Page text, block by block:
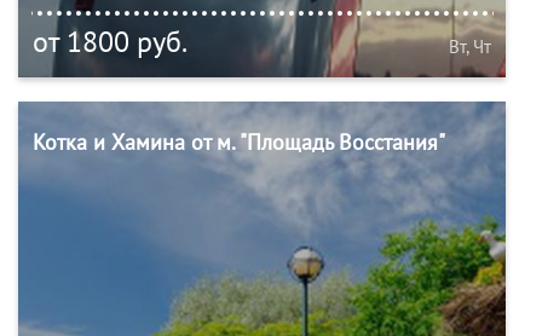
от 1800 руб. Вт, Чт
Котка и Хамина от м. "Площадь Восстания"